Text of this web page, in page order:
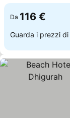
Da 116 €
Guarda i prezzi di